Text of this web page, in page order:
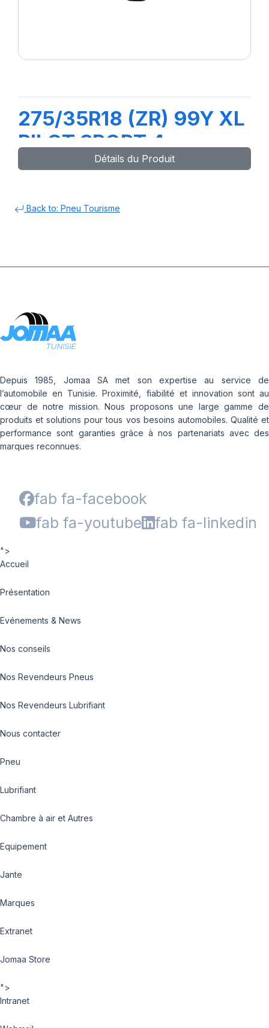
275/35R18 (ZR) 99Y XL
PILOT SPORT 4
Détails du Produit
Back to: Pneu Tourisme
Depuis 1985, Jomaa SA met son expertise au service de
l’automobile en Tunisie. Proximité, fiabilité et innovation sont au
cœur de notre mission. Nous proposons une large gamme de
produits et solutions pour tous vos besoins automobiles. Qualité et
performance sont garanties grâce à nos partenariats avec des
marques reconnues.
fab fa-facebook
fab fa-youtube
fab fa-linkedin
">
Accueil
Présentation
Evénements & News
Nos conseils
Nos Revendeurs Pneus
Nos Revendeurs Lubrifiant
Nous contacter
Pneu
Lubrifiant
Chambre à air et Autres
Equipement
Jante
Marques
Extranet
Jomaa Store
">
Intranet